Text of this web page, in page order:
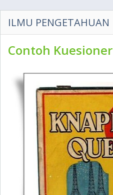
ILMU PENGETAHUAN
Contoh Kuesioner